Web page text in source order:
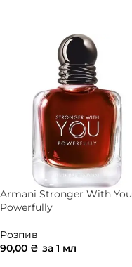
Armani Stronger With You
Powerfully
Розпив
90,00 ₴ за 1 мл